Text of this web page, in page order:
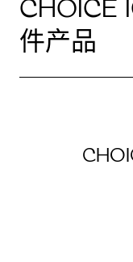
CHOICE
件产品